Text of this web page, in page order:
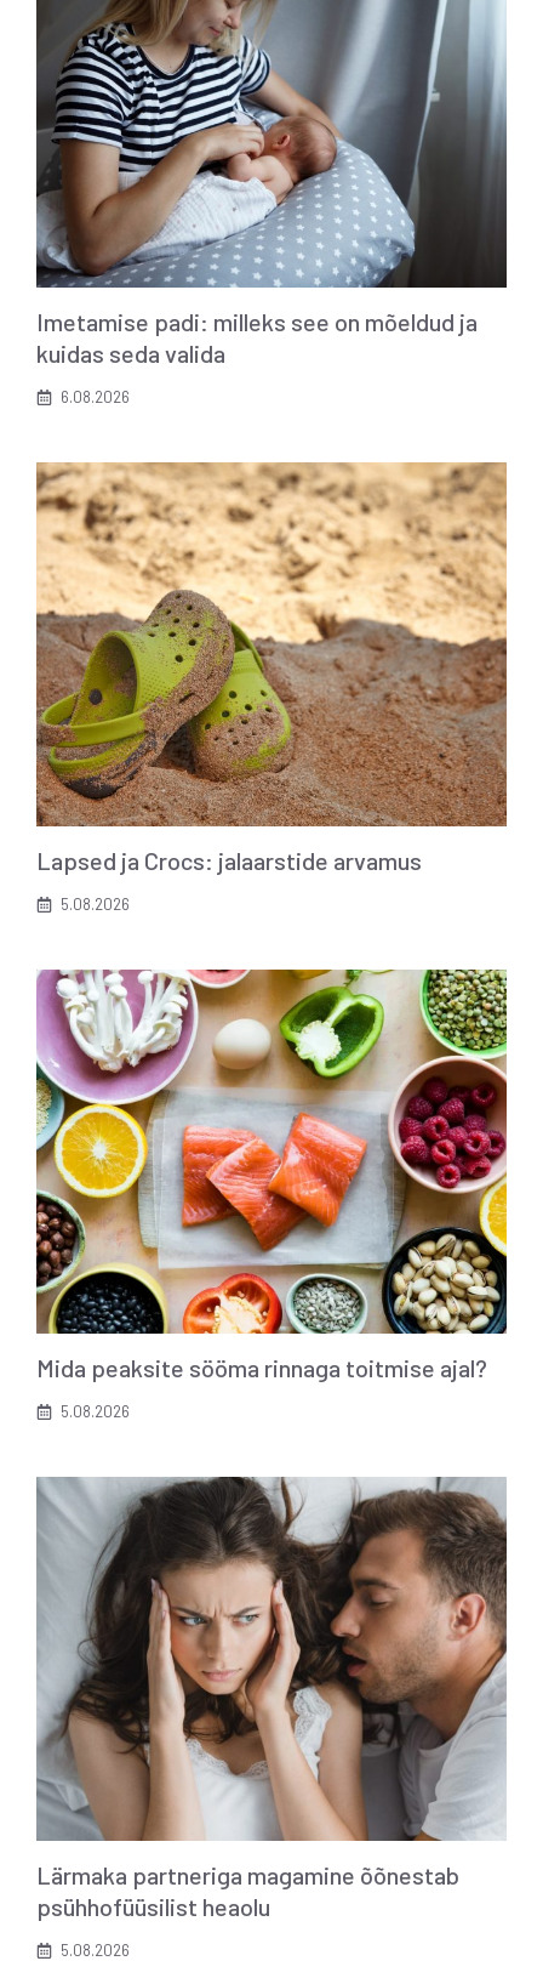
Imetamise padi: milleks see on mõeldud ja
kuidas seda valida
6.08.2026
Lapsed ja Crocs: jalaarstide arvamus
5.08.2026
Mida peaksite sööma rinnaga toitmise ajal?
5.08.2026
Lärmaka partneriga magamine õõnestab
psühhofüüsilist heaolu
5.08.2026